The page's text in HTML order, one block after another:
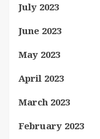
July 2023
June 2023
May 2023
April 2023
March 2023
February 2023